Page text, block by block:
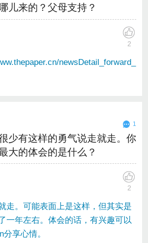
儿来的？父母支持？
2
newsDetail_forward_
1
少有这样的勇气说走就走。你
大的体会的是什么？
2
走。可能表面上是这样，但其实是
一年左右。体会的话，有兴趣可以
享心情。